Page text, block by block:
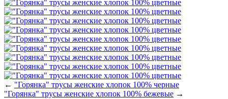
← "Горянка" трусы женские хлопок 100% черные
"Горянка" трусы женские хлопок 100% бежевые →